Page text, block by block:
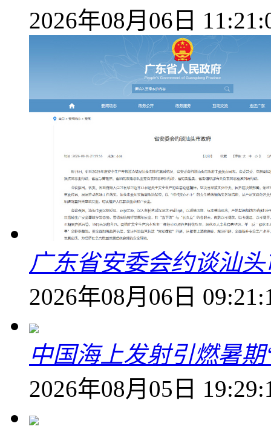
2026年08月06日
广东省安委会约谈汕
2026年08月06日
中国海上发射引燃暑
2026年08月05日